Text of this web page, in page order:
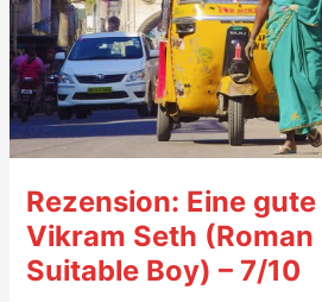
Video
&
Presse-
Links
Rezension: Eine
Vikram Seth (Roman
Suitable Boy) – 7/10